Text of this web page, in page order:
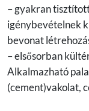
– gyakran
igénybevételnek
bevonat
– elsősorban
Alkalmazható
(cement)vakolat,